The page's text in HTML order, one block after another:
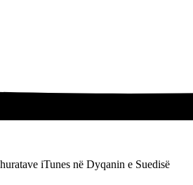
iTunes në Dyqanin e Suedisë